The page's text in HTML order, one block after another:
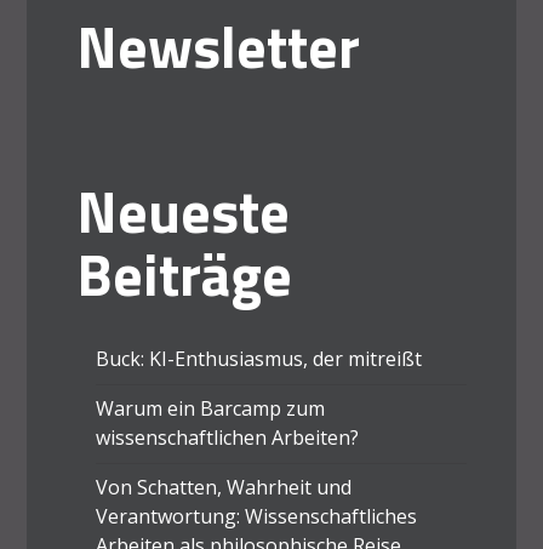
Newsletter
Neueste
Beiträge
Buck: KI-Enthusiasmus, der mitreißt
Warum ein Barcamp zum
wissenschaftlichen Arbeiten?
Von Schatten, Wahrheit und
Verantwortung: Wissenschaftliches